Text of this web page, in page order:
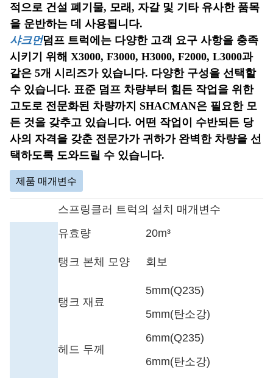
적으로 건설 폐기물, 모래, 자갈 및 기타 유사한 품목
을 운반하는 데 사용됩니다.
샤크먼덤프 트럭에는 다양한 고객 요구 사항을 충족
시키기 위해 X3000, F3000, H3000, F2000, L3000과
같은 5개 시리즈가 있습니다. 다양한 구성을 선택할
수 있습니다. 표준 덤프 차량부터 힘든 작업을 위한
고도로 전문화된 차량까지 SHACMAN은 필요한 모
든 것을 갖추고 있습니다. 어떤 작업이 수반되든 당
사의 자격을 갖춘 전문가가 귀하가 완벽한 차량을 선
택하도록 도와드릴 수 있습니다.
제품 매개변수
스프링클러 트럭의 설치 매개변수
유효량 20m³
탱크 본체 모양 회보
탱크 재료
5mm(Q235)
5mm(탄소강)
헤드 두께
6mm(Q235)
6mm(탄소강)